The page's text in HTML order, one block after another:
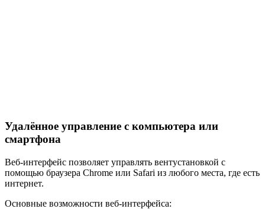
Удалённое управление с компьютера или
смартфона
Веб-интерфейс позволяет управлять вентустановкой с
помощью браузера Chrome или Safari из любого места, где есть
интернет.
Основные возможности веб-интерфейса: